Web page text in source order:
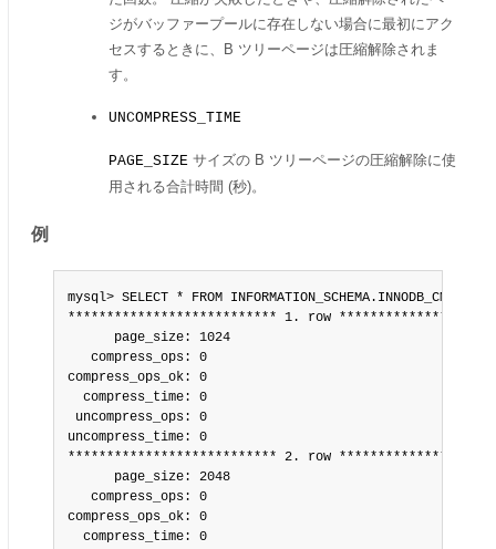
ジがバッファープールに存在しない場合に最初にアク
セスするときに、B ツリーページは圧縮解除されま
す。
UNCOMPRESS_TIME
PAGE_SIZE サイズの B ツリーページの圧縮解除に使
用される合計時間 (秒)。
例
mysql> SELECT * FROM INFORMATION_SCHEMA.INNODB_CMP\G
*************************** 1. row
      page_size: 1024
   compress_ops: 0
compress_ops_ok: 0
  compress_time: 0
uncompress_ops: 0
uncompress_time: 0
*************************** 2. row
      page_size: 2048
   compress_ops: 0
compress_ops_ok: 0
  compress_time: 0